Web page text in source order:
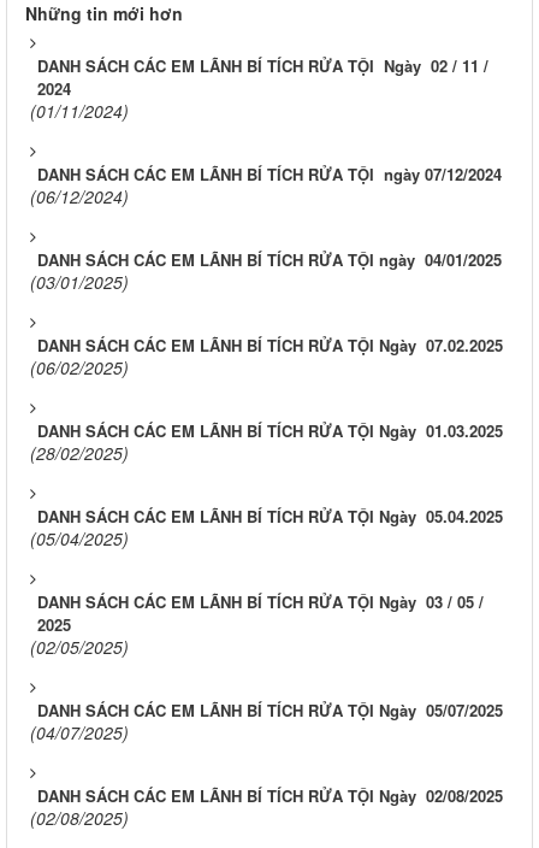
Những tin mới hơn
DANH SÁCH CÁC EM LÃNH BÍ TÍCH RỬA TỘI Ngày 02 / 11 /
2024
(01/11/2024)
DANH SÁCH CÁC EM LÃNH BÍ TÍCH RỬA TỘI ngày 07/12/2024
(06/12/2024)
DANH SÁCH CÁC EM LÃNH BÍ TÍCH RỬA TỘI ngày 04/01/2025
(03/01/2025)
DANH SÁCH CÁC EM LÃNH BÍ TÍCH RỬA TỘI Ngày 07.02.2025
(06/02/2025)
DANH SÁCH CÁC EM LÃNH BÍ TÍCH RỬA TỘI Ngày 01.03.2025
(28/02/2025)
DANH SÁCH CÁC EM LÃNH BÍ TÍCH RỬA TỘI Ngày 05.04.2025
(05/04/2025)
DANH SÁCH CÁC EM LÃNH BÍ TÍCH RỬA TỘI Ngày 03 / 05 /
2025
(02/05/2025)
DANH SÁCH CÁC EM LÃNH BÍ TÍCH RỬA TỘI Ngày 05/07/2025
(04/07/2025)
DANH SÁCH CÁC EM LÃNH BÍ TÍCH RỬA TỘI Ngày 02/08/2025
(02/08/2025)